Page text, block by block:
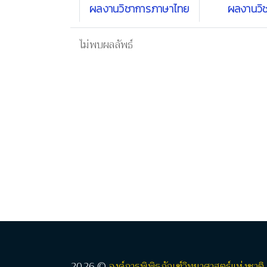
ผลงานวิชาการภาษาไทย ผลงานวิ
ไม่พบผลลัพธ์